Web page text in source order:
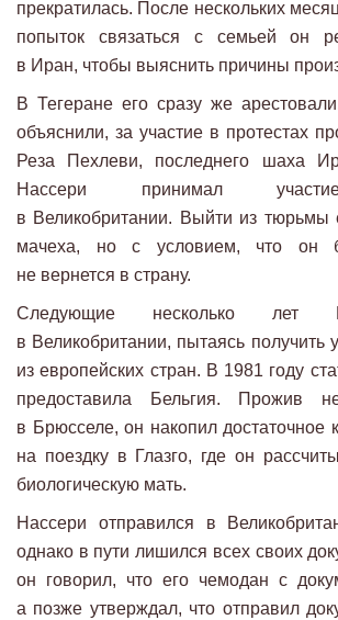
прекратилась. После нескольких
попыток связаться с семьей он
в Иран, чтобы выяснить причины
В Тегеране его сразу же
объяснили, за участие в протестах
Реза Пехлеви, последнего шаха
Нассери принимал
в Великобритании. Выйти из тюрьмы
мачеха, но с условием, что он
не вернется в страну.
Следующие несколько лет
в Великобритании, пытаясь получить
из европейских стран. В 1981 году
предоставила Бельгия. Прожив
в Брюсселе, он накопил достаточное
на поездку в Глазго, где он
биологическую мать.
Нассери отправился в
однако в пути лишился всех своих
он говорил, что его чемодан с
а позже утверждал, что отправил